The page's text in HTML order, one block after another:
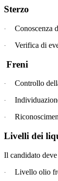
Sterzo
· Conoscenza
· Verifica di
Freni
· Controllo
·
·
Livelli dei
Il candidato
· Livello olio